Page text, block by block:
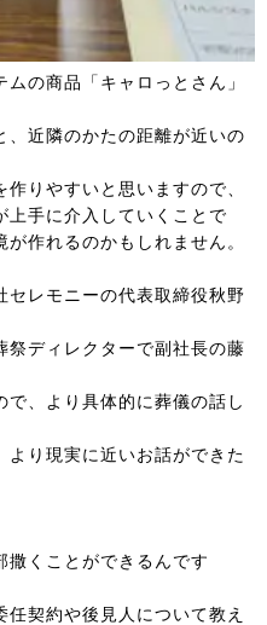
の商品「キャロっとさん」
、近隣のかたの距離が近いの
りやすいと思いますので、
上手に介入していくことで
作れるのかもしれません。
セレモニーの代表取締役秋野
祭ディレクターで副社長の藤
、より具体的に葬儀の話し
り現実に近いお話ができた
撒くことができるんです
任契約や後見人について教え